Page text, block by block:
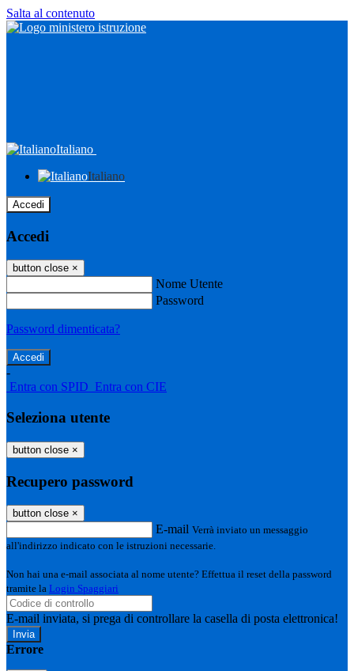
Salta al contenuto
Italiano
Italiano
Accedi
Accedi
button close ×
Nome Utente
Password
Password dimenticata?
-
Entra con SPID Entra con CIE
Seleziona utente
button close ×
Recupero password
button close ×
E-mail Verrà inviato un messaggio
all'indirizzo indicato con le istruzioni necessarie.
Non hai una e-mail associata al nome utente? Effettua il reset della password
tramite la Login Spaggiari
E-mail inviata, si prega di controllare la casella di posta elettronica!
Errore